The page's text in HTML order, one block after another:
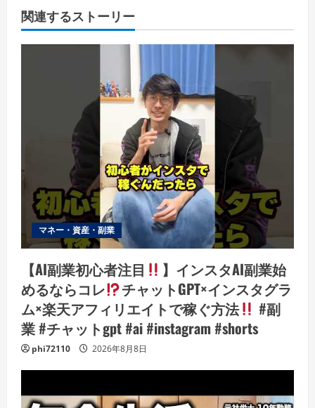
関連するストーリー
マネー・資産・副業
【AI副業初心者注目
】インスタAI副業始
めるならコレ
チャットGPT×インスタグラ
ム×楽天アフィリエイトで稼ぐ方法
#副
業 #チャットgpt #ai #instagram #shorts
phi72110 2026年8月8日